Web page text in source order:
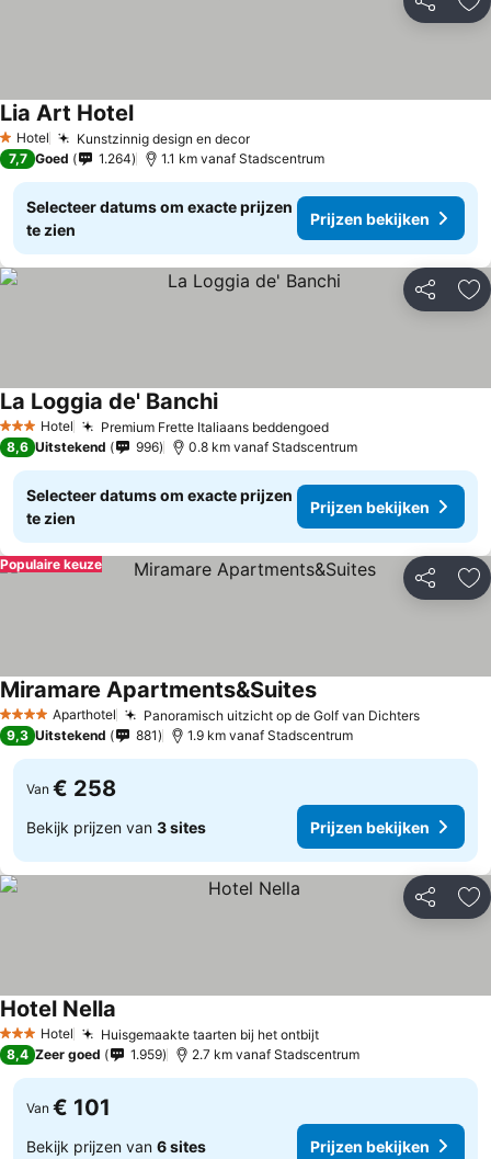
Delen
1 Sterren
Hotel Kunstzinnig design en decor
Lia Art Hotel
7,7 Goed 1.264 1.1 km vanaf Stadscentrum
Selecteer datums om exacte prijzen
te zien
Prijzen bekijken
Delen
3 SterrenHotel Premium Frette Italiaans beddengoed
La Loggia de' Banchi
8,6 Uitstekend 996 0.8 km vanaf Stadscentrum
Selecteer datums om exacte prijzen
te zien
Prijzen bekijken
Delen
Populaire keuze
4 SterrenAparthotel Panoramisch uitzicht op de Golf van Dichters
Miramare Apartments&Suites
9,3 Uitstekend 881 1.9 km vanaf Stadscentrum
Van € 258
Bekijk prijzen van 3 sites Prijzen bekijken
Delen
3 SterrenHotel Huisgemaakte taarten bij het ontbijt
Hotel Nella
8,4 Zeer goed 1.959 2.7 km vanaf Stadscentrum
Van € 101
Bekijk prijzen van 6 sites Prijzen bekijken